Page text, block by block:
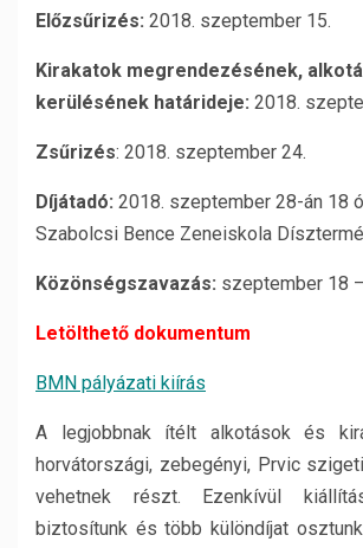
Előzsűrizés: 2018. szeptember 15.
Kirakatok megrendezésének,
kerülésének határideje: 2018.
Zsűrizés: 2018. szeptember 24.
Díjátadó: 2018. szeptember 28-án 18
Szabolcsi Bence Zeneiskola
Közönségszavazás: szeptember 18
Letölthető dokumentum
BMN pályázati kiírás
A legjobbnak ítélt alkotások és
horvátországi, zebegényi, Prvic
vehetnek részt. Ezenkívül
biztosítunk és több különdíjat